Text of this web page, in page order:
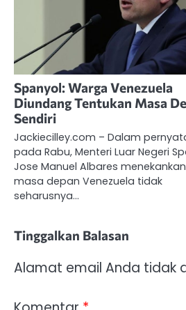
Spanyol: Warga Venezuela
Diundang Tentukan Masa
Sendiri
Jackiecilley.com – Dalam
pada Rabu, Menteri Luar Negeri
Jose Manuel Albares
masa depan Venezuela tidak
seharusnya…
Tinggalkan Balasan
Alamat email Anda tidak